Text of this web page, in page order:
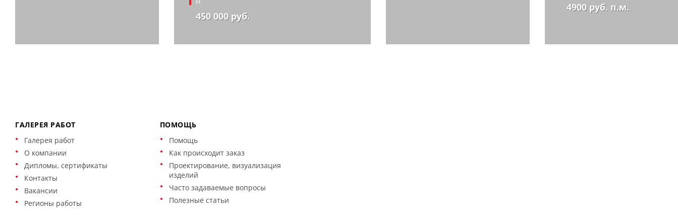
450 000 руб.
4900 руб. п.м.
ГАЛЕРЕЯ РАБОТ
Галерея работ
О компании
Дипломы, сертификаты
Контакты
Вакансии
Регионы работы
ПОМОЩЬ
Помощь
Как происходит заказ
Проектирование, визуализация
изделий
Часто задаваемые вопросы
Полезные статьи